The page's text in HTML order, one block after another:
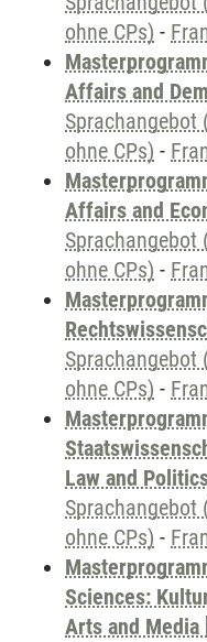
ohne CPs) -
Affairs and
Sprachangebot
ohne CPs) -
Affairs and
Sprachangebot
ohne CPs) -
Sprachangebot
ohne CPs) -
Law and
Sprachangebot
ohne CPs) -
Sciences:
Arts and Media